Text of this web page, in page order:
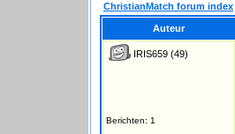
ChristianMatch forum index
Auteur
IRIS659 (49)
Berichten: 1